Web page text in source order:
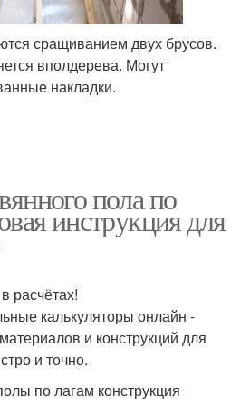
сращиванием двух брусов.
вполдерева. Могут
накладки.
пола по
инструкция для
расчётах!
калькуляторы онлайн -
и конструкций для
и точно.
по лагам конструкция